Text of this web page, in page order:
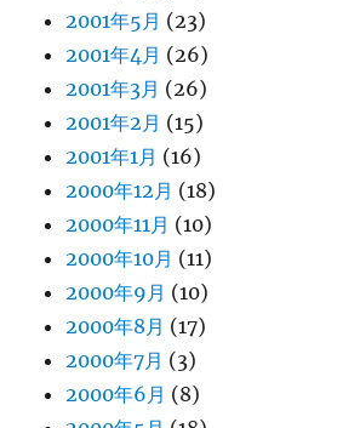
2001年5月 (23)
2001年4月 (26)
2001年3月 (26)
2001年2月 (15)
2001年1月 (16)
2000年12月 (18)
2000年11月 (10)
2000年10月 (11)
2000年9月 (10)
2000年8月 (17)
2000年7月 (3)
2000年6月 (8)